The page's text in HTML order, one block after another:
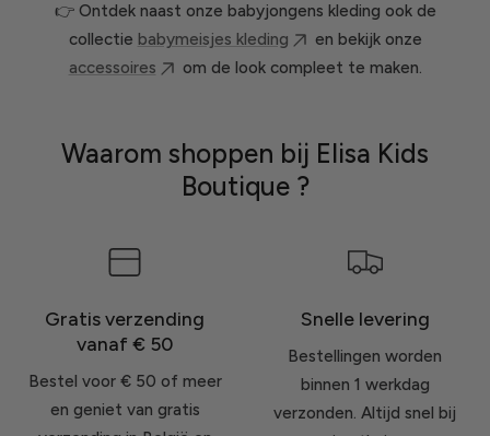
👉 Ontdek naast onze babyjongens kleding ook de
collectie babymeisjes kleding
en bekijk onze
accessoires
om de look compleet te maken.
Waarom shoppen bij Elisa Kids
Boutique ?
Gratis verzending
vanaf € 50
Bestel voor € 50 of meer
en geniet van gratis
Snelle levering
Bestellingen worden
binnen 1 werkdag
verzonden. Altijd snel bij